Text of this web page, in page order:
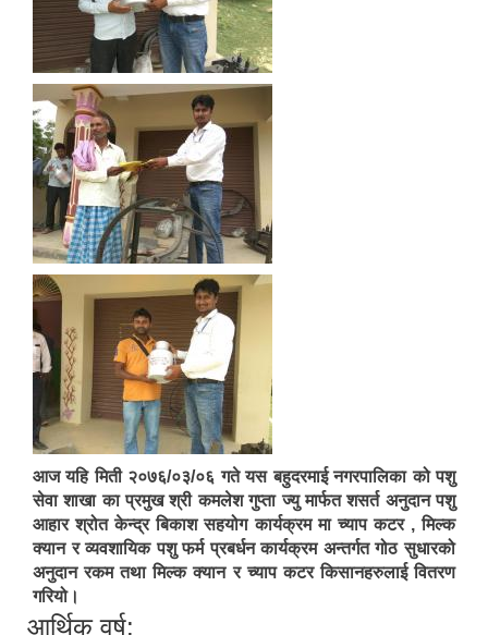
आज यहि मिती २०७६/०३/०६ गते यस बहुदरमाई नगरपालिका को पशु
सेवा शाखा का प्रमुख श्री कमलेश गुप्ता ज्यु मार्फत शसर्त अनुदान पशु
आहार श्रोत केन्द्र बिकाश सहयोग कार्यक्रम मा च्याप कटर , मिल्क
क्यान र व्यवशायिक पशु फर्म प्रबर्धन कार्यक्रम अन्तर्गत गोठ सुधारको
अनुदान रकम तथा मिल्क क्यान र च्याप कटर किसानहरुलाई वितरण
गरियो।
आर्थिक वर्ष: